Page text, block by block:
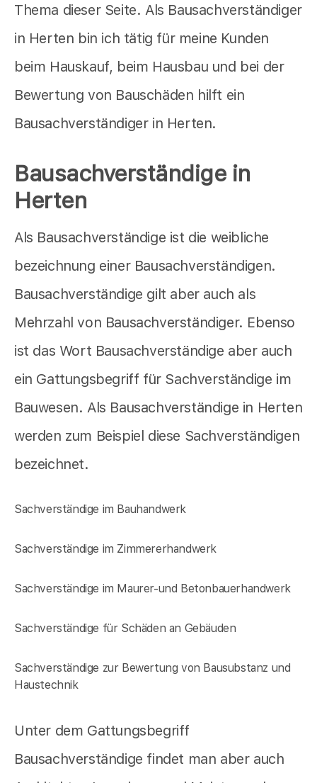
Thema dieser Seite. Als Bausachverständiger
in Herten bin ich tätig für meine Kunden
beim Hauskauf, beim Hausbau und bei der
Bewertung von Bauschäden hilft ein
Bausachverständiger in Herten.
Bausachverständige in
Herten
Als Bausachverständige ist die weibliche
bezeichnung einer Bausachverständigen.
Bausachverständige gilt aber auch als
Mehrzahl von Bausachverständiger. Ebenso
ist das Wort Bausachverständige aber auch
ein Gattungsbegriff für Sachverständige im
Bauwesen. Als Bausachverständige in Herten
werden zum Beispiel diese Sachverständigen
bezeichnet.
Sachverständige im Bauhandwerk
Sachverständige im Zimmererhandwerk
Sachverständige im Maurer-und Betonbauerhandwerk
Sachverständige für Schäden an Gebäuden
Sachverständige zur Bewertung von Bausubstanz und
Haustechnik
Unter dem Gattungsbegriff
Bausachverständige findet man aber auch